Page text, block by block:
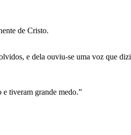
de Cristo.
e dela ouviu-se uma voz que
tiveram grande medo.”